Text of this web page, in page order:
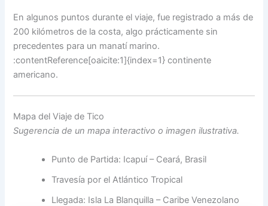
En algunos puntos durante el viaje, fue registrado a más de
200 kilómetros de la costa, algo prácticamente sin
precedentes para un manatí marino.
:contentReference[oaicite:1]{index=1} continente
americano.
Mapa del Viaje de Tico
Sugerencia de un mapa interactivo o imagen ilustrativa.
Punto de Partida: Icapuí – Ceará, Brasil
Travesía por el Atlántico Tropical
Llegada: Isla La Blanquilla – Caribe Venezolano